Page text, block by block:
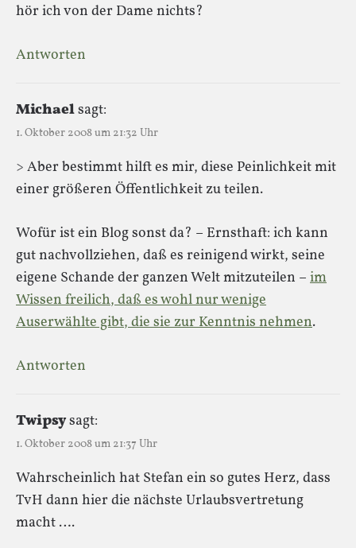
hör ich von der Dame nichts?
Antworten
Michaelsagt:
1. Oktober 2008 um 21:32 Uhr
> Aber bestimmt hilft es mir, diese Peinlichkeit mit
einer größeren Öffentlichkeit zu teilen.
Wofür ist ein Blog sonst da? – Ernsthaft: ich kann
gut nachvollziehen, daß es reinigend wirkt, seine
eigene Schande der ganzen Welt mitzuteilen – im
Wissen freilich, daß es wohl nur wenige
Auserwählte gibt, die sie zur Kenntnis nehmen.
Antworten
Twipsysagt:
1. Oktober 2008 um 21:37 Uhr
Wahrscheinlich hat Stefan ein so gutes Herz, dass
TvH dann hier die nächste Urlaubsvertretung
macht ….